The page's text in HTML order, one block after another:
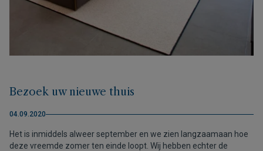
Bezoek uw nieuwe thuis
04.09.2020
Het is inmiddels alweer september en we zien langzaamaan hoe
deze vreemde zomer ten einde loopt. Wij hebben echter de